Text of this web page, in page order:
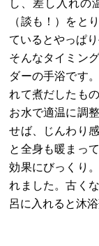
し、差し入れの
（談も！）をと
ているとやっぱ
そんなタイミン
ダーの手浴です
れて煮だしたも
お水で適温に調
せば、じんわり
と全身も暖まっ
効果にびっくり
れました。古く
呂に入れると沐